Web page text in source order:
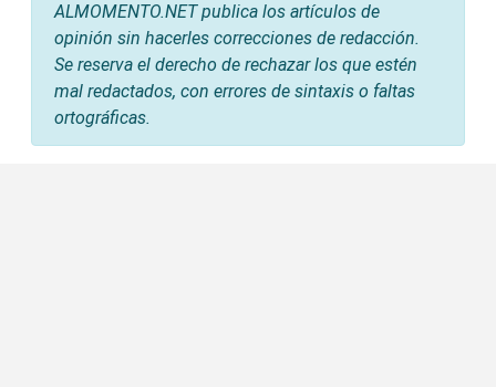
ALMOMENTO.NET publica los artículos de
opinión sin hacerles correcciones de redacción.
Se reserva el derecho de rechazar los que estén
mal redactados, con errores de sintaxis o faltas
ortográficas.